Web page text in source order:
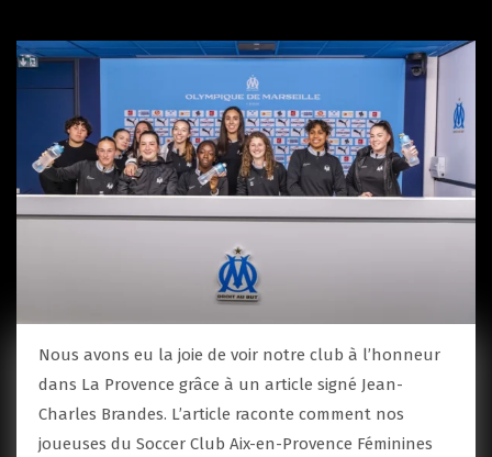
Nous avons eu la joie de voir notre club à l’honneur
dans La Provence grâce à un article signé Jean-
Charles Brandes. L’article raconte comment nos
joueuses du Soccer Club Aix-en-Provence Féminines